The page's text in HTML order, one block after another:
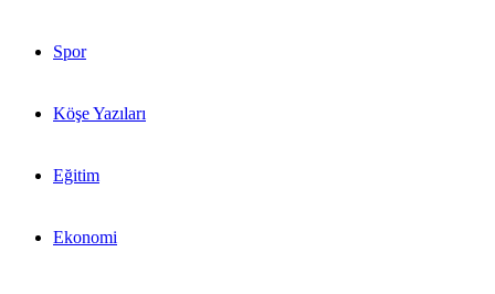
Spor
Köşe Yazıları
Eğitim
Ekonomi